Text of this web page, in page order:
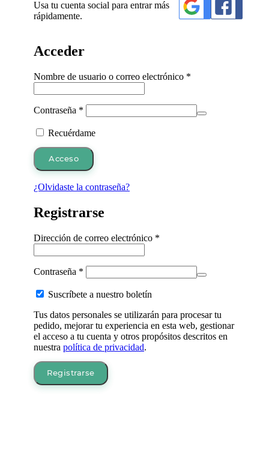
Usa tu cuenta social para entrar más
rápidamente.
Acceder
Nombre de usuario o correo electrónico *
Contraseña *
Recuérdame
Acceso
¿Olvidaste la contraseña?
Registrarse
Dirección de correo electrónico *
Contraseña *
Suscríbete a nuestro boletín
Tus datos personales se utilizarán para procesar tu
pedido, mejorar tu experiencia en esta web, gestionar
el acceso a tu cuenta y otros propósitos descritos en
nuestra política de privacidad.
Registrarse